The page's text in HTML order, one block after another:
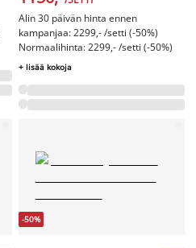
Alin 30 päivän hinta ennen
kampanjaa: 2299,- /setti (-50%)
Normaalihinta: 2299,- /setti (-50%)
+ lisää kokoja
-50%